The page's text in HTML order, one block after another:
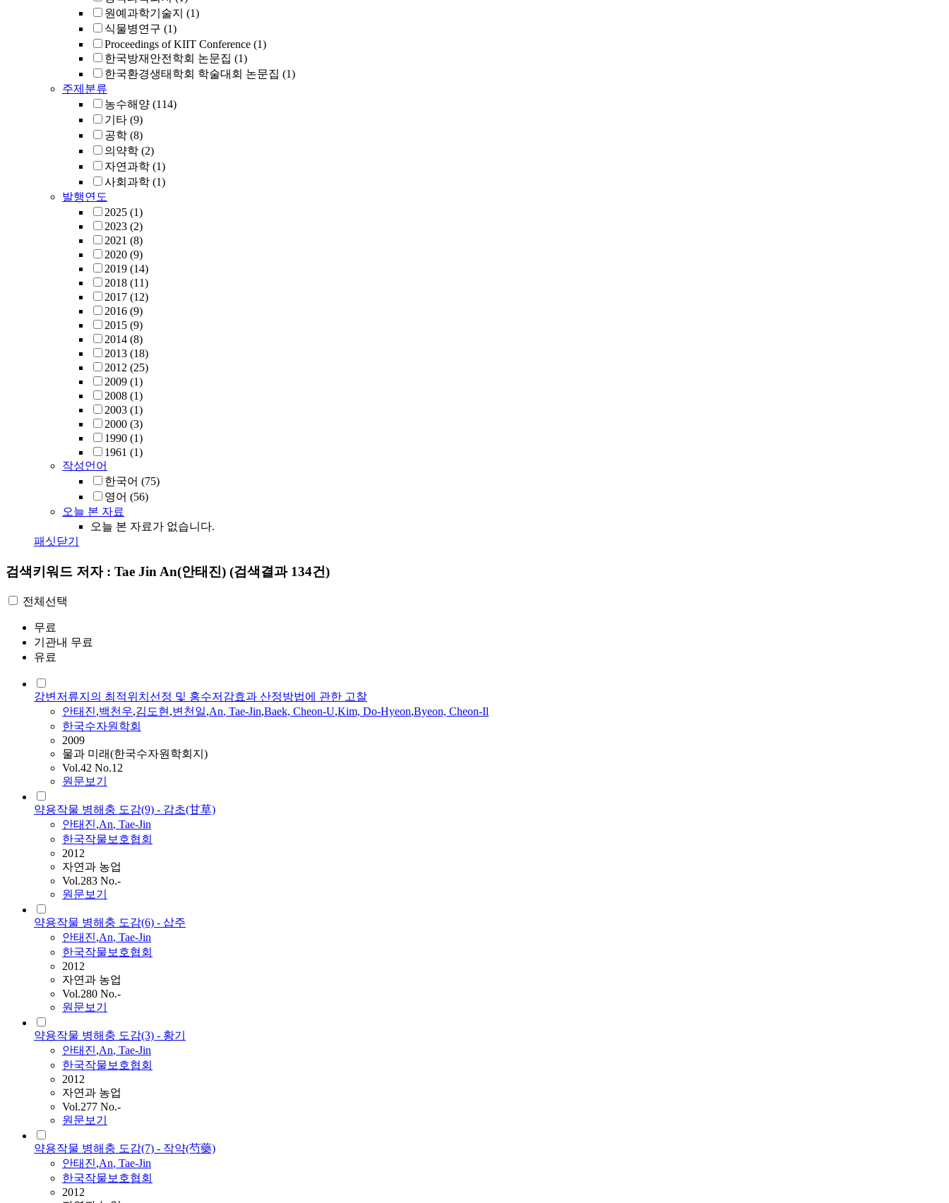
원예과학기술지 (1)
식물병연구 (1)
Proceedings of KIIT Conference (1)
한국방재안전학회 논문집 (1)
한국환경생태학회 학술대회 논문집 (1)
주제분류
농수해양 (114)
기타 (9)
공학 (8)
의약학 (2)
자연과학 (1)
사회과학 (1)
발행연도
2025 (1)
2023 (2)
2021 (8)
2020 (9)
2019 (14)
2018 (11)
2017 (12)
2016 (9)
2015 (9)
2014 (8)
2013 (18)
2012 (25)
2009 (1)
2008 (1)
2003 (1)
2000 (3)
1990 (1)
1961 (1)
작성언어
한국어 (75)
영어 (56)
오늘 본 자료
오늘 본 자료가 없습니다.
패싯닫기
검색키워드 저자 : Tae Jin An(안태진) (검색결과 134건)
전체선택
무료
기관내 무료
유료
강변저류지의 최적위치선정 및 홍수저감효과 산정방법에 관한 고찰
안태진,백천우,김도현,변천일,An, Tae-Jin,Baek, Cheon-U,Kim, Do-Hyeon,Byeon, Cheon-Il
한국수자원학회
2009
물과 미래(한국수자원학회지)
Vol.42 No.12
원문보기
약용작물 병해충 도감(9) - 감초(甘草)
안태진,An, Tae-Jin
한국작물보호협회
2012
자연과 농업
Vol.283 No.-
원문보기
약용작물 병해충 도감(6) - 삽주
안태진,An, Tae-Jin
한국작물보호협회
2012
자연과 농업
Vol.280 No.-
원문보기
약용작물 병해충 도감(3) - 황기
안태진,An, Tae-Jin
한국작물보호협회
2012
자연과 농업
Vol.277 No.-
원문보기
약용작물 병해충 도감(7) - 작약(芍藥)
안태진,An, Tae-Jin
한국작물보호협회
2012